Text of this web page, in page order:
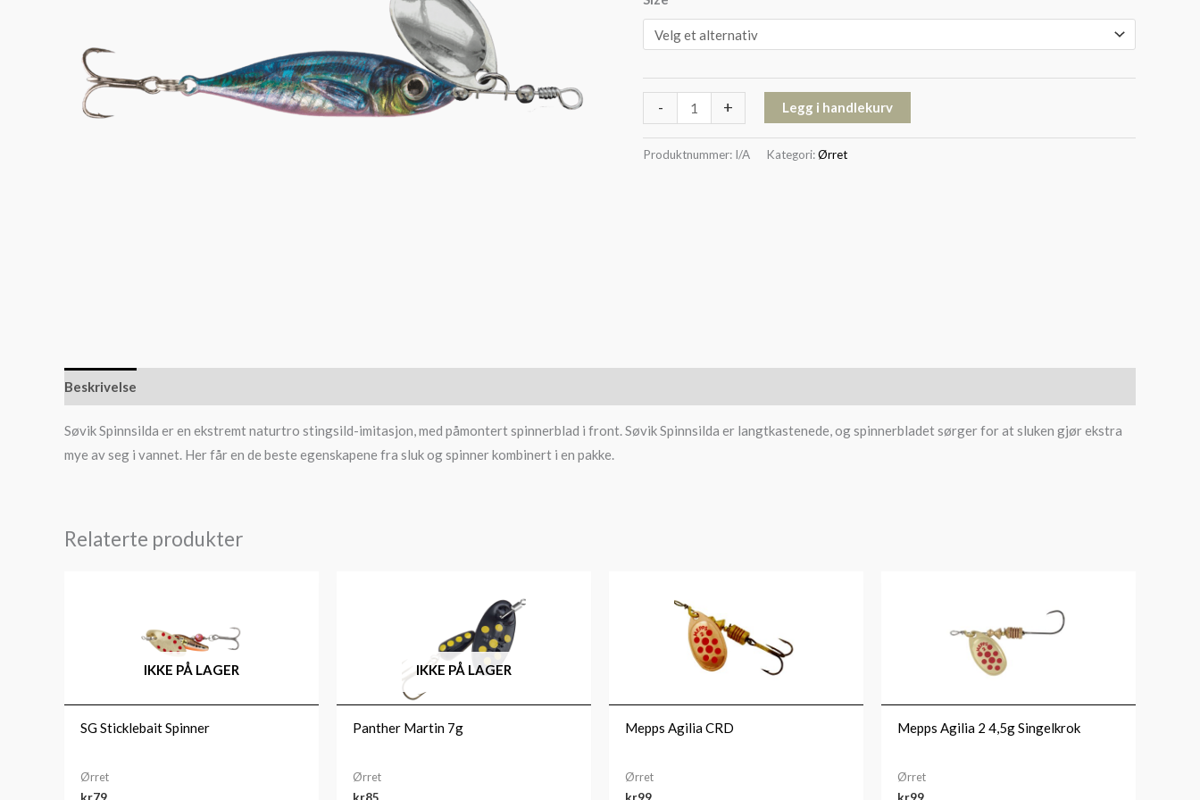
- + Legg i handlekurv
Produktnummer: I/A Kategori:Ørret
Beskrivelse
Søvik Spinnsilda er en ekstremt naturtro stingsild-imitasjon, med påmontert spinnerblad i front. Søvik Spinnsilda er langtkastenede, og spinnerbladet sørger for at sluken gjør ekstra
mye av seg i vannet. Her får en de beste egenskapene fra sluk og spinner kombinert i en pakke.
Relaterte produkter
IKKE PÅ LAGER
SG Sticklebait Spinner
Ørret
IKKE PÅ LAGER
Panther Martin 7g
Ørret
Mepps Agilia CRD
Ørret
Mepps Agilia 2 4,5g Singelkrok
Ørret